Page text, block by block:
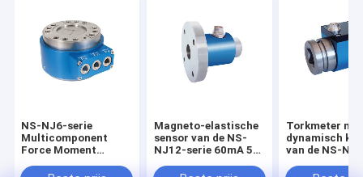
NS-NJ6-serie
Multicomponent
Force Moment
Rotary Torque
Magneto-elastische
sensor van de NS-
NJ12-serie 60mA 5V
sensor
Torkmeter
dynamisch
van de NS-